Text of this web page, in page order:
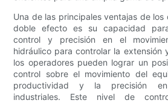
Una de las principales ventajas de los
doble efecto es su capacidad
control y precisión en el
hidráulico para controlar la extensión
los operadores pueden lograr un
control sobre el movimiento del
productividad y la precisión en
industriales. Este nivel de